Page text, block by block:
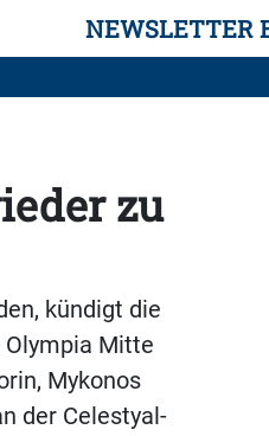
NEWSLETTER
zu
kündigt die
Olympia Mitte
Mykonos
der Celestyal-